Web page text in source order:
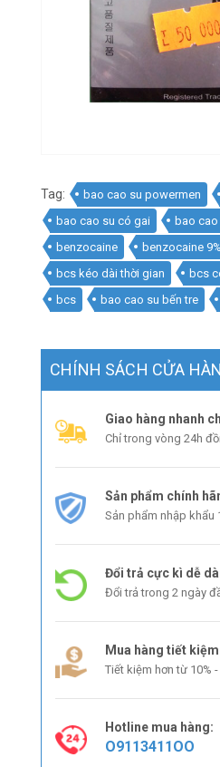
Tag: bao cao su powermen
bao cao su có gai
bao
benzocaine
benzocaine 9%
bcs kéo dài thời gian
bcs
bcs
bao cao su bến tre
CHÍNH SÁCH CỬA
Giao hàng nhanh
Chỉ trong vòng 24h
Sản phẩm chính
Sản phẩm nhập khẩu
Đổi trả cực kì dễ
Đổi trả trong 2 ngày
Mua hàng tiết kiệm
Tiết kiệm hơn từ 10% -
Hotline mua hàng:
O9113411OO